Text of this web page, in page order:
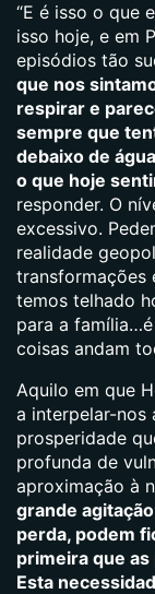
“E é isso o que
isso hoje, e em
episódios tão
que nos
respirar e
sempre que
debaixo de
o que hoje
responder. O
excessivo.
realidade
transformações
temos telhado
para a
coisas andam
Aquilo em que
a interpelar-nos
prosperidade
profunda de
aproximação à
grande
perda, podem
primeira que as
Esta